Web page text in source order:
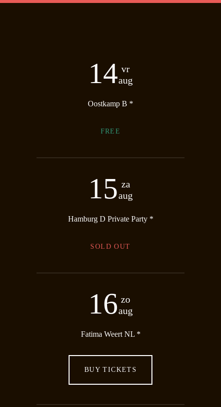
14 vr
aug
Oostkamp B *
FREE
15 za
aug
Hamburg D Private Party *
SOLD OUT
16 zo
aug
Fatima Weert NL *
BUY TICKETS